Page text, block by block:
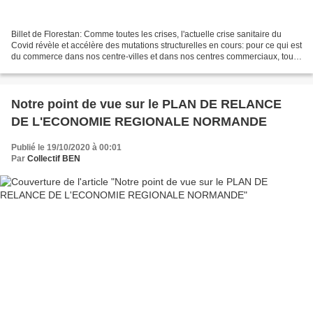
Billet de Florestan: Comme toutes les crises, l'actuelle crise sanitaire du
Covid révèle et accélère des mutations structurelles en cours: pour ce qui est
du commerce dans nos centre-villes et dans nos centres commerciaux, tout
Notre point de vue sur le PLAN DE RELANCE
DE L'ECONOMIE REGIONALE NORMANDE
Publié le 19/10/2020 à 00:01
Par Collectif BEN